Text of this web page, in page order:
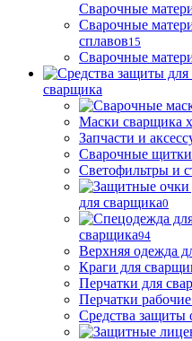
Сварочные
Сварочные
сплавов15
Сварочные
сварщика
Маски сварщика
Запчасти и
Сварочные щитки
Светофильтры и
для сварщика0
сварщика94
Верхняя одежда
Краги для
Перчатки для
Перчатки рабочие
Средства защиты